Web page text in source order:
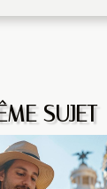
SUJET